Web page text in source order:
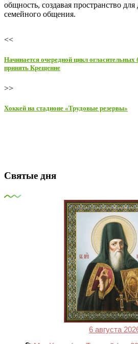
общность, создавая пространство для
семейного общения.
<<
Начинается очередной цикл огласительных
принять Крещение
>>
Хоккей на стадионе «Трудовые резервы»
Святые дня
6 августа